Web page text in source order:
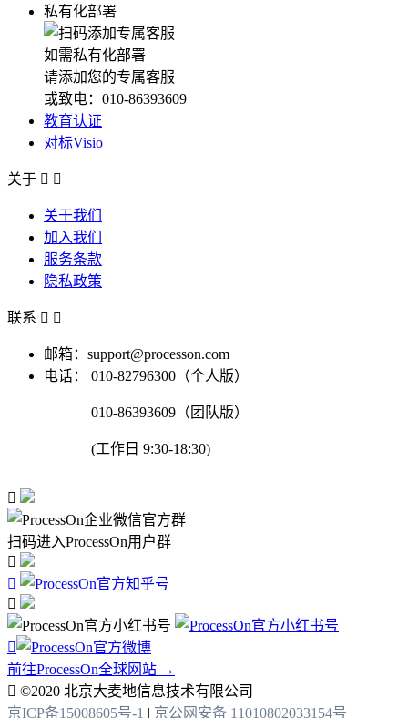
私有化部署
如需私有化部署
请添加您的专属客服
或致电：010-86393609
教育认证
对标Visio
关于  
关于我们
加入我们
服务条款
隐私政策
联系  
邮箱：support@processon.com
电话：
010-82796300（个人版）
010-86393609（团队版）
(工作日 9:30-18:30)

扫码进入ProcessOn用户群




前往ProcessOn全球网站 →
 ©2020 北京大麦地信息技术有限公司
京ICP备15008605号-1 | 京公网安备 11010802033154号